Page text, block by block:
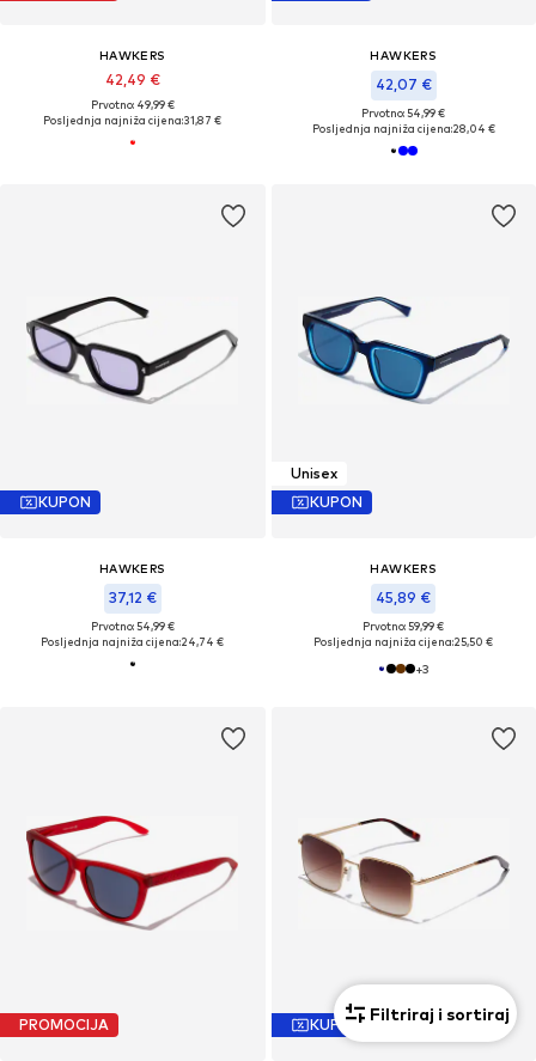
HAWKERS
42,49 €
Prvotno: 49,99 €
Posljednja najniža cijena:31,87 €
HAWKERS
42,07 €
Prvotno: 54,99 €
Posljednja najniža cijena:28,04 €
KUPON
HAWKERS
37,12 €
Prvotno: 54,99 €
Posljednja najniža cijena:24,74 €
Unisex
KUPON
HAWKERS
45,89 €
Prvotno: 59,99 €
Posljednja najniža cijena:25,50 €
+3
PROMOCIJA KUPON
Filtriraj i sortiraj